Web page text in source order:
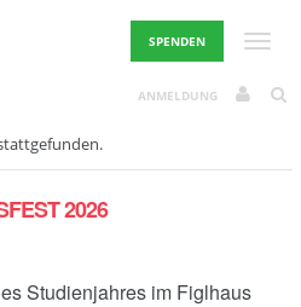
SPENDEN
ANMELDUNG
2026
Studienjahres im Figlhaus